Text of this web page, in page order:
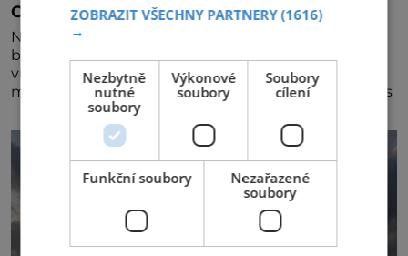
Osamělá herečka Syslová všechno vzdala?
Nedávno se povídalo, že má Dana Syslová (80)
blízkého přítele, který je jí oporou. Ale je to ještě
vůbec pravda? V posledních dnech čím dál častěji
mluví o svém odchodu. Dohnala ji snad samota? Půs
ZOBRAZIT VŠECHNY PARTNERY(1616)
→
Nezbytně
nutné
soubory
Výkonové
soubory
Soubory
cílení
Funkční soubory
Nezařazené
soubory